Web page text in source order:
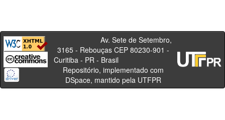
Av. Sete de Setembro,
3165 - Rebouças CEP 80230-901 -
Curitiba - PR - Brasil
Repositório, implementado com
DSpace, mantido pela UTFPR